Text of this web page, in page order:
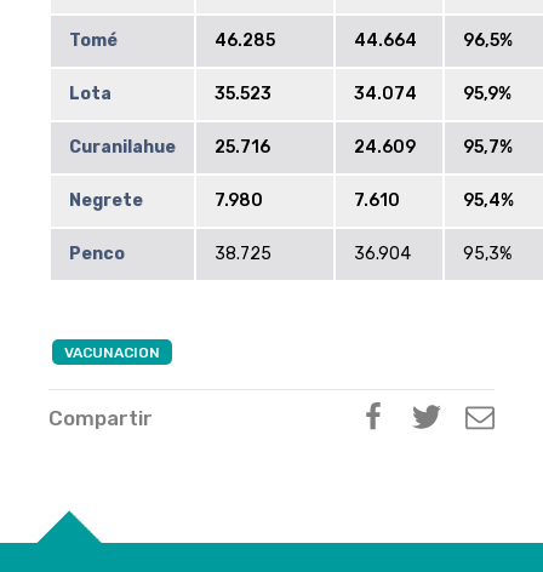
Tomé 46.285 44.664 96,5%
Lota 35.523 34.074 95,9%
Curanilahue 25.716 24.609 95,7%
Negrete 7.980 7.610 95,4%
Penco 38.725 36.904 95,3%
VACUNACION
Compartir